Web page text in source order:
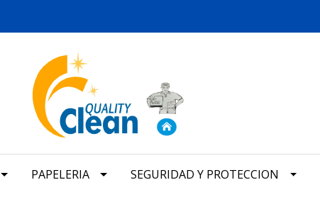
PAPELERIA SEGURIDAD Y PROTECCION